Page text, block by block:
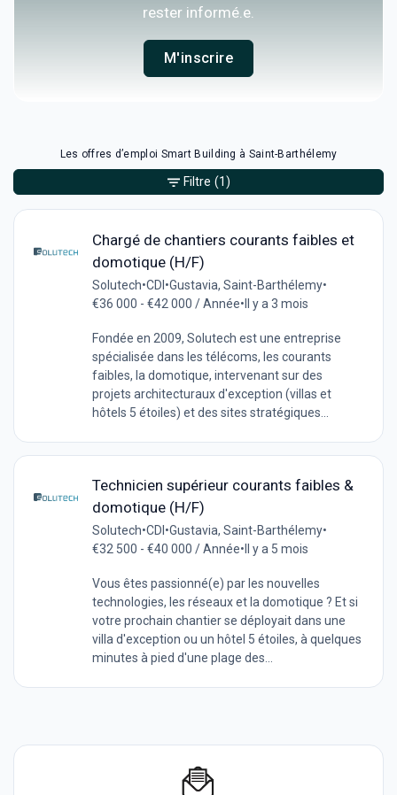
rester informé.e.
M'inscrire
Les offres d’emploi Smart Building à Saint-Barthélemy
Chargé de chantiers courants faibles et
domotique (H/F)
Solutech•CDI •Gustavia, Saint-Barthélemy•
€36 000 - €42 000 / Année• Il y a 3 mois
Fondée en 2009, Solutech est une entreprise
spécialisée dans les télécoms, les courants
faibles, la domotique, intervenant sur des
projets architecturaux d'exception (villas et
hôtels 5 étoiles) et des sites stratégiques...
Technicien supérieur courants faibles &
domotique (H/F)
Solutech•CDI •Gustavia, Saint-Barthélemy•
€32 500 - €40 000 / Année• Il y a 5 mois
Vous êtes passionné(e) par les nouvelles
technologies, les réseaux et la domotique ? Et si
votre prochain chantier se déployait dans une
villa d'exception ou un hôtel 5 étoiles, à quelques
minutes à pied d'une plage des...
Filtre (1)